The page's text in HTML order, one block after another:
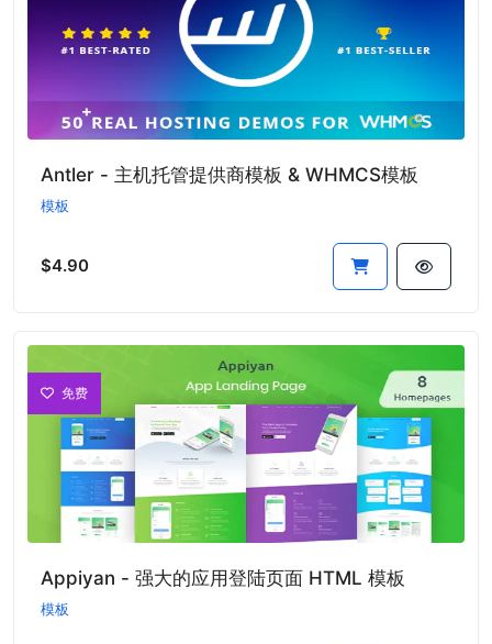
Antler - 主机托管提供商模板 & WHMCS模板
模板
$4.90
免费
Appiyan - 强大的应用登陆页面 HTML 模板
模板